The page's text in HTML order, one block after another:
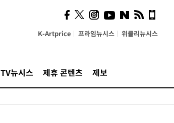
K-Artprice 프라임뉴시스 위클리뉴시스
TV뉴시스 제휴 콘텐츠 제보
사이 해답 찾았죠"…알을
깨고 나온 '초자아'